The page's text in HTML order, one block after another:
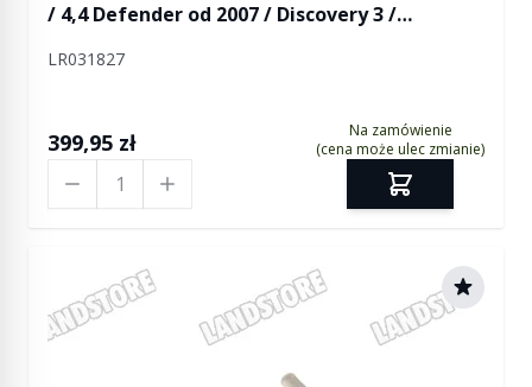
/ 4,4 Defender od 2007 / Discovery 3 /
LR031827
399,95 zł
Na zamówienie
(cena może ulec zmianie)